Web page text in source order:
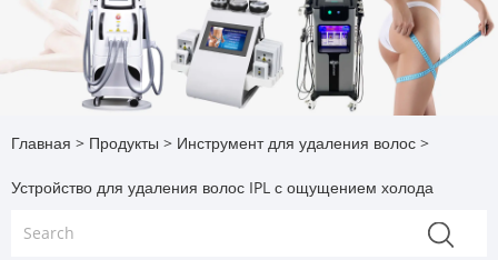
Главная > Продукты > Инструмент для удаления волос >
Устройство для удаления волос IPL с ощущением холода